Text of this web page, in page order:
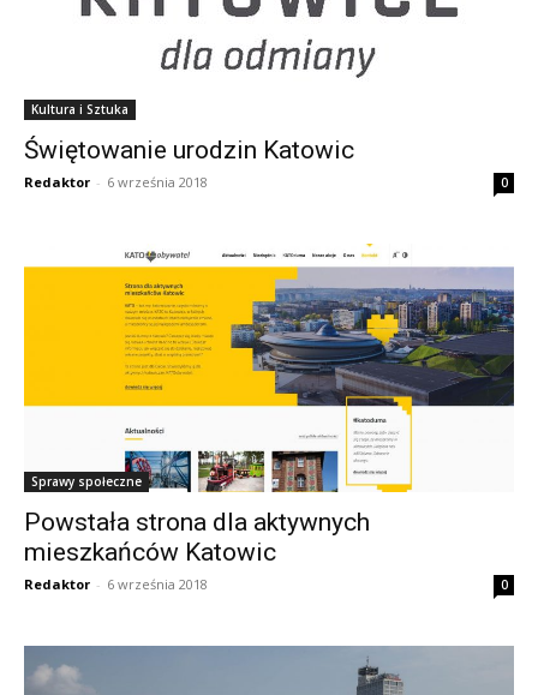
Kultura i Sztuka
Świętowanie urodzin Katowic
Redaktor - 6 września 2018 0
Sprawy społeczne
Powstała strona dla aktywnych
mieszkańców Katowic
Redaktor - 6 września 2018 0